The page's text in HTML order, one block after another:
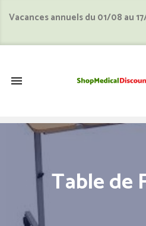
Vacances annuels du 01/08 au

Table de